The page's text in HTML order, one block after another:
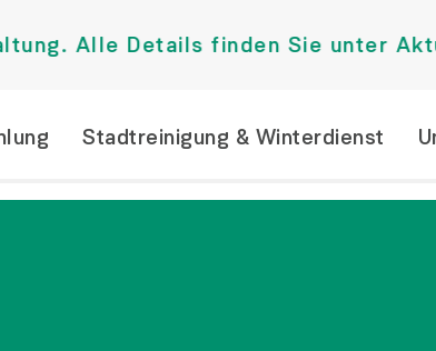
Details finden Sie unter
Stadtreinigung & Winterdienst